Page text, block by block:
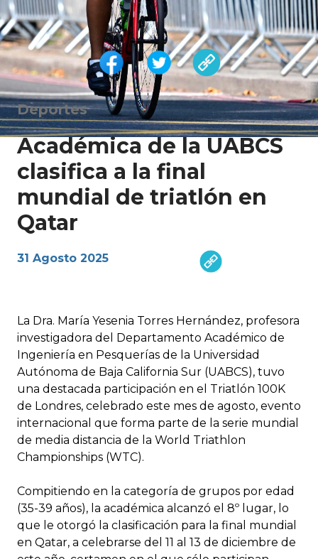
Deportes
Académica de la UABCS
clasifica a la final
mundial de triatlón en
Qatar
31 Agosto 2025
La Dra. María Yesenia Torres Hernández, profesora
investigadora del Departamento Académico de
Ingeniería en Pesquerías de la Universidad
Autónoma de Baja California Sur (UABCS), tuvo
una destacada participación en el Triatlón 100K
de Londres, celebrado este mes de agosto, evento
internacional que forma parte de la serie mundial
de media distancia de la World Triathlon
Championships (WTC).
Compitiendo en la categoría de grupos por edad
(35-39 años), la académica alcanzó el 8º lugar, lo
que le otorgó la clasificación para la final mundial
en Qatar, a celebrarse del 11 al 13 de diciembre de